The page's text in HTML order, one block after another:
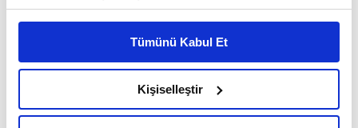
reklam/pazarlama faaliyetlerinin yapılması, amaçlarıyla
Çerezlere ilişkin tercihlerinizi çerez paneli vasıtasıyla
belirleyebilirsiniz. Çerezlere ilişkin detaylı bilgi için
Ayarlar butonuna tıklayabilir,Çerez Bilgilendirme
Metnimizi ziyaret edebilirsiniz.
Tümünü Kabul Et
Kişiselleştir